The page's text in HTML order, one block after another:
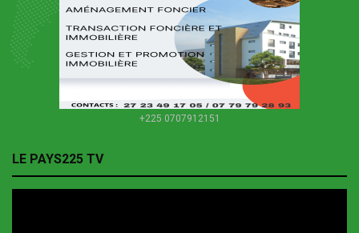
+225 0707912151
LE PAYS225 TV